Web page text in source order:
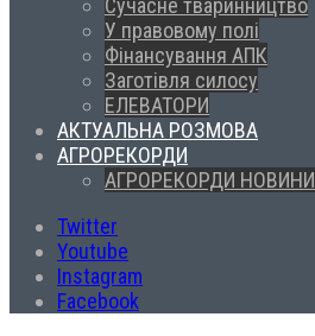
Сучасне тваринництво
У правовому полі
Фінансування АПК
Заготівля силосу
ЕЛЕВАТОРИ
АКТУАЛЬНА РОЗМОВА
АГРОРЕКОРДИ
АГРОРЕКОРДИ НОВИНИ
Twitter
Youtube
Instagram
Facebook